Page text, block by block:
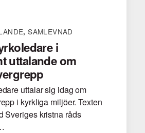
,SAMLEVNAD
i
uttalande om
uttalar sig idag om
i kyrkliga miljöer. Texten
Sveriges kristna råds